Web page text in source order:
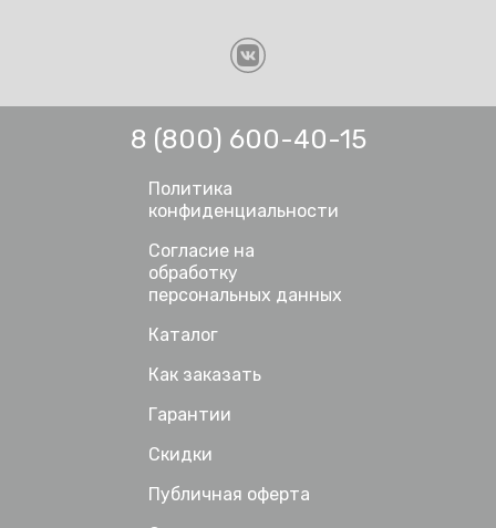
Каталог
Как заказать
Гарантии
Скидки
Публичная оферта
8 (800) 600-40-15
Политика
конфиденциальности
Согласие на
обработку
персональных данных